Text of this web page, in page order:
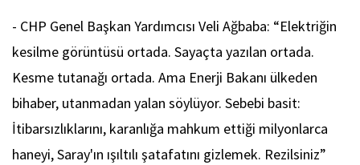
- CHP Genel Başkan Yardımcısı Veli Ağbaba: “Elektriğin
kesilme görüntüsü ortada. Sayaçta yazılan ortada.
Kesme tutanağı ortada. Ama Enerji Bakanı ülkeden
bihaber, utanmadan yalan söylüyor. Sebebi basit:
İtibarsızlıklarını, karanlığa mahkum ettiği milyonlarca
haneyi, Saray'ın ışıltılı şatafatını gizlemek. Rezilsiniz”